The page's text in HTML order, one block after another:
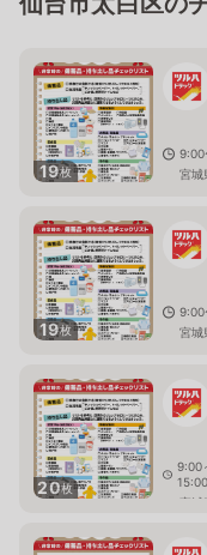
19枚
9:00
宮城
19枚
9:00
宮城
20枚
9:00
宮城